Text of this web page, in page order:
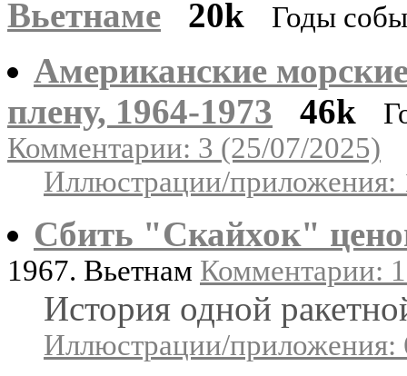
Вьетнаме
20k Годы
Американские
плену, 1964-1973
46k
Комментарии: 3 (25/07/2025)
Иллюстрации/приложения:
Сбить "Скайхок"
1967. Вьетнам Комментарии:
История одной
Иллюстрации/приложения: